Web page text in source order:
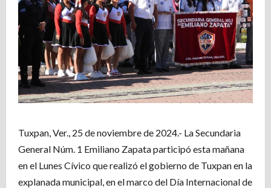
Tuxpan, Ver., 25 de noviembre de 2024.- La Secundaria
General Núm. 1 Emiliano Zapata participó esta mañana
en el Lunes Cívico que realizó el gobierno de Tuxpan en la
explanada municipal, en el marco del Día Internacional de